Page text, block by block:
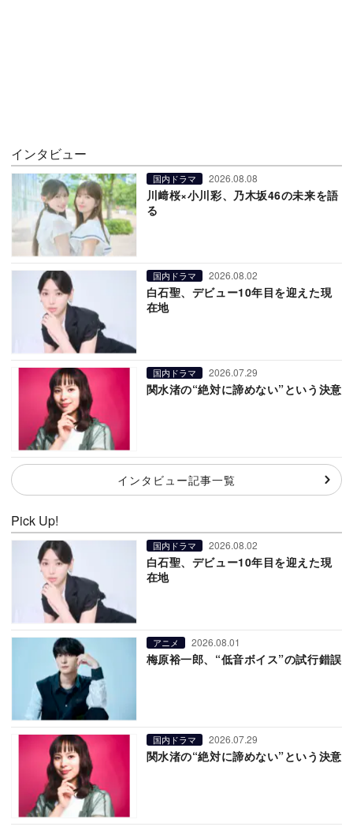
インタビュー
国内ドラマ 2026.08.08
川﨑桜×小川彩、乃木坂46の未来を語
る
国内ドラマ 2026.08.02
白石聖、デビュー10年目を迎えた現
在地
国内ドラマ 2026.07.29
関水渚の“絶対に諦めない”という決意
インタビュー記事一覧
Pick Up!
国内ドラマ 2026.08.02
白石聖、デビュー10年目を迎えた現
在地
アニメ 2026.08.01
梅原裕一郎、“低音ボイス”の試行錯誤
国内ドラマ 2026.07.29
関水渚の“絶対に諦めない”という決意